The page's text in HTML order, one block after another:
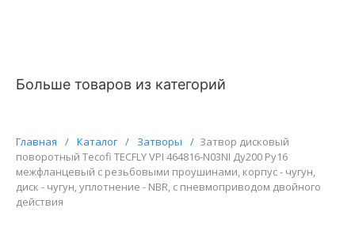
Больше товаров из категорий
Главная / Каталог / Затворы / Затвор дисковый
поворотный Tecofi TECFLY VPI 464816-N03NI Ду200 Ру16
межфланцевый с резьбовыми проушинами, корпус - чугун,
диск - чугун, уплотнение - NBR, с пневмоприводом двойного
действия